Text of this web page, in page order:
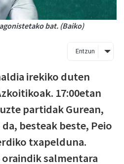
bat. (Baiko)
Entzun
irekiko duten
17:00etan
partidak Gurean,
besteak beste, Peio
txapelduna.
salmentara